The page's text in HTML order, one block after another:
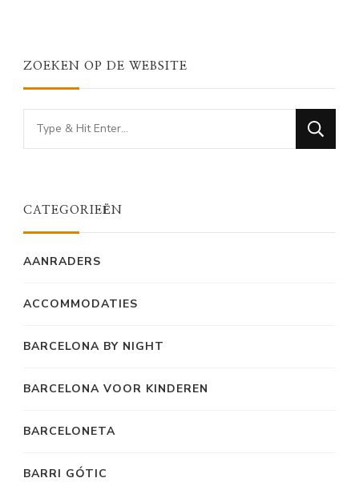
ZOEKEN OP DE WEBSITE
Looking
for
CATEGORIEËN
AANRADERS
ACCOMMODATIES
BARCELONA BY NIGHT
BARCELONA VOOR KINDEREN
BARCELONETA
BARRI GÓTIC